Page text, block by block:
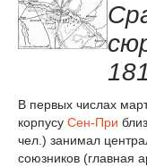
В первых числах
корпусу Сен-При
чел.) занимал
союзников (главная